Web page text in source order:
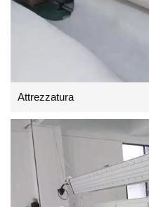
Attrezzatura